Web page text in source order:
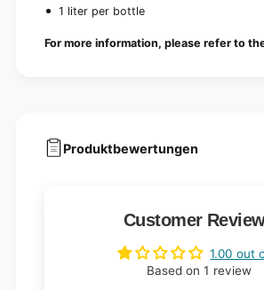
1 liter per bottle
For more information, please refer to
Produktbewertungen
Customer
1.00 out
Based on 1 review